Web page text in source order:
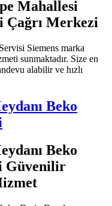
Mahallesi
Çağrı Merkezi
Siemens marka
sunmaktadır. Size en
alabilir ve hızlı
Beko
Beko
Güvenilir